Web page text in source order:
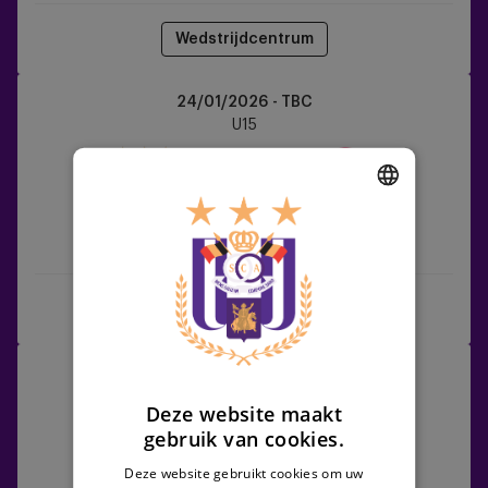
Wedstrijdcentrum
24/01/2026 - TBC
U15
Wedstrijdcentrum
Deze website maakt
gebruik van cookies.
Deze website gebruikt cookies om uw